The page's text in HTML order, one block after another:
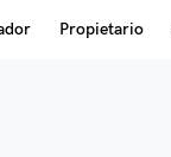
Propietario